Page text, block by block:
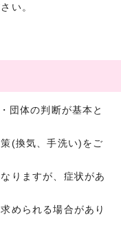
い。
団体の判断が基本と
(換気、手洗い)をご
りますが、症状があ
められる場合があり